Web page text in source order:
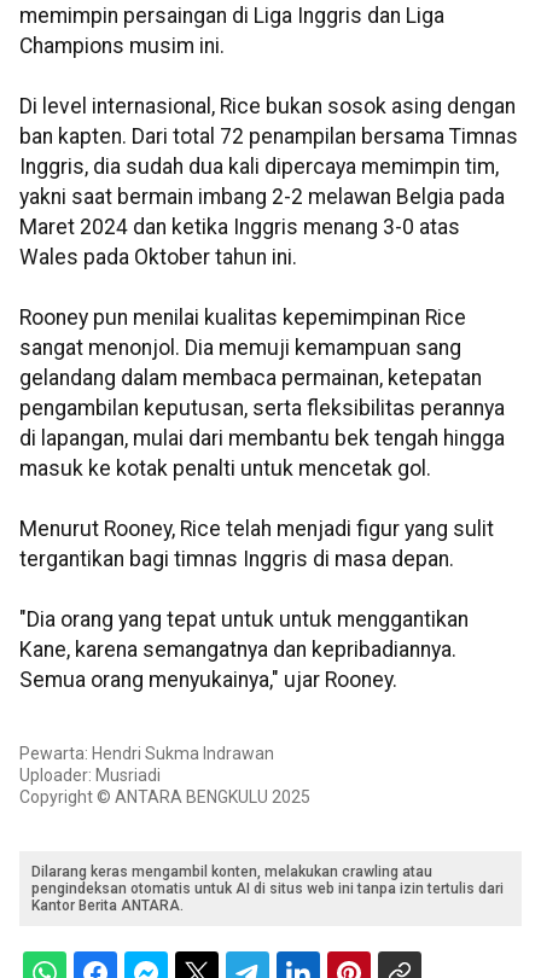
memimpin persaingan di Liga Inggris dan Liga
Champions musim ini.
Di level internasional, Rice bukan sosok asing dengan
ban kapten. Dari total 72 penampilan bersama Timnas
Inggris, dia sudah dua kali dipercaya memimpin tim,
yakni saat bermain imbang 2-2 melawan Belgia pada
Maret 2024 dan ketika Inggris menang 3-0 atas
Wales pada Oktober tahun ini.
Rooney pun menilai kualitas kepemimpinan Rice
sangat menonjol. Dia memuji kemampuan sang
gelandang dalam membaca permainan, ketepatan
pengambilan keputusan, serta fleksibilitas perannya
di lapangan, mulai dari membantu bek tengah hingga
masuk ke kotak penalti untuk mencetak gol.
Menurut Rooney, Rice telah menjadi figur yang sulit
tergantikan bagi timnas Inggris di masa depan.
"Dia orang yang tepat untuk untuk menggantikan
Kane, karena semangatnya dan kepribadiannya.
Semua orang menyukainya," ujar Rooney.
Pewarta: Hendri Sukma Indrawan
Uploader: Musriadi
Copyright © ANTARA BENGKULU 2025
Dilarang keras mengambil konten, melakukan crawling atau
pengindeksan otomatis untuk AI di situs web ini tanpa izin tertulis dari
Kantor Berita ANTARA.